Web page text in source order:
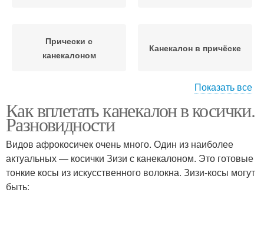
Прически с
канекалоном
Канекалон в причёске
Косы с канекалоном Мелкие косички
Косички с прядями Косы из канекалона
Показать все
Как вплетать канекалон в косички.
Разновидности
Видов афрокосичек очень много. Один из наиболее
актуальных — косички Зизи с канекалоном. Это готовые
тонкие косы из искусственного волокна. Зизи-косы могут
быть: